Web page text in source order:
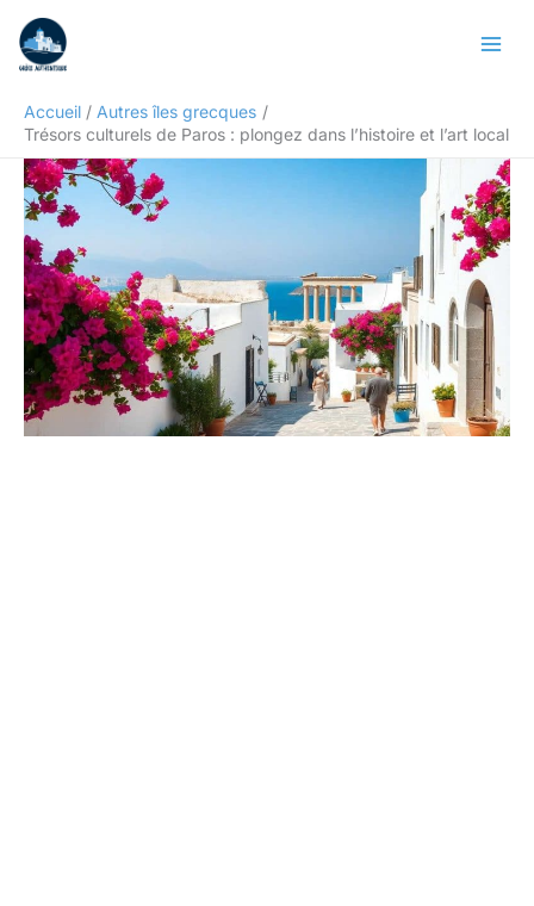
contenu
Accueil
Autres îles grecques
Trésors culturels de Paros : plongez dans l’histoire et l’art local
Rechercher